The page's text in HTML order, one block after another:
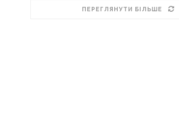
ПЕРЕГЛЯНУТИ БІЛЬШЕ